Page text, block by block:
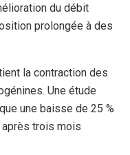
du débit
prolongée à des
la contraction des
Une étude
une baisse de 25 %
trois mois